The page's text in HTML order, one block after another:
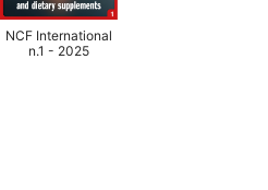
NCF International
n.1 - 2025